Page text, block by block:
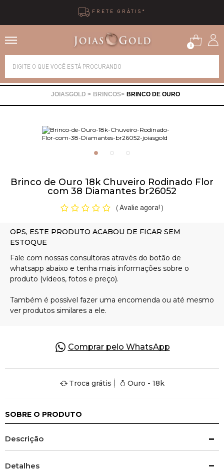
FRETE GRÁTIS*
0
BRINCOS BRINCO DE OURO
Brinco de Ouro 18k Chuveiro Rodinado Flor
com 38 Diamantes br26052
( Avalie agora! )
Comprar pelo WhatsApp
Troca grátis Ouro - 18k
SOBRE O PRODUTO
Descrição
Detalhes
Alianças
Brincos
Gargantilhas
Piercing
Pedras Preciosas
Presente